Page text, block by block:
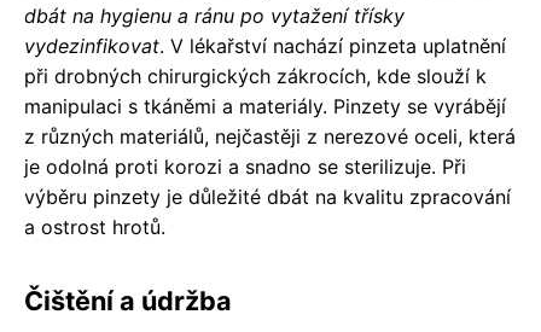
dbát na hygienu a ránu po vytažení třísky
vydezinfikovat. V lékařství nachází pinzeta uplatnění
při drobných chirurgických zákrocích, kde slouží k
manipulaci s tkáněmi a materiály. Pinzety se vyrábějí
z různých materiálů, nejčastěji z nerezové oceli, která
je odolná proti korozi a snadno se sterilizuje. Při
výběru pinzety je důležité dbát na kvalitu zpracování
a ostrost hrotů.
Čištění a údržba